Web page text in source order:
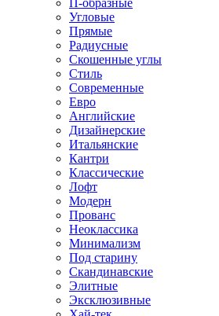
П-образные
Угловые
Прямые
Радиусные
Скошенные углы
Стиль
Современные
Евро
Английские
Дизайнерские
Итальянские
Кантри
Классические
Лофт
Модерн
Прованс
Неоклассика
Минимализм
Под старину
Скандинавские
Элитные
Эксклюзивные